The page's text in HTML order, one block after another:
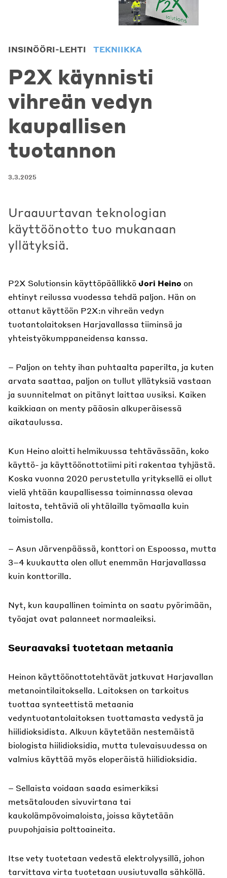
INSINÖÖRI-LEHTI TEKNIIKKA
P2X käynnisti
vihreän vedyn
kaupallisen
tuotannon
3.3.2025
Uraauurtavan teknologian
käyttöönotto tuo mukanaan
yllätyksiä.
P2X Solutionsin käyttöpäällikkö Jori Heino on
ehtinyt reilussa vuodessa tehdä paljon. Hän on
ottanut käyttöön P2X:n vihreän vedyn
tuotantolaitoksen Harjavallassa tiiminsä ja
yhteistyökumppaneidensa kanssa.
– Paljon on tehty ihan puhtaalta paperilta, ja kuten
arvata saattaa, paljon on tullut yllätyksiä vastaan
ja suunnitelmat on pitänyt laittaa uusiksi. Kaiken
kaikkiaan on menty pääosin alkuperäisessä
aikataulussa.
Kun Heino aloitti helmikuussa tehtävässään, koko
käyttö- ja käyttöönottotiimi piti rakentaa tyhjästä.
Koska vuonna 2020 perustetulla yrityksellä ei ollut
vielä yhtään kaupallisessa toiminnassa olevaa
laitosta, tehtäviä oli yhtälailla työmaalla kuin
toimistolla.
– Asun Järvenpäässä, konttori on Espoossa, mutta
3–4 kuukautta olen ollut enemmän Harjavallassa
kuin konttorilla.
Nyt, kun kaupallinen toiminta on saatu pyörimään,
työajat ovat palanneet normaaleiksi.
Seuraavaksi tuotetaan metaania
Heinon käyttöönottotehtävät jatkuvat Harjavallan
metanointilaitoksella. Laitoksen on tarkoitus
tuottaa synteettistä metaania
vedyntuotantolaitoksen tuottamasta vedystä ja
hiilidioksidista. Alkuun käytetään nestemäistä
biologista hiilidioksidia, mutta tulevaisuudessa on
valmius käyttää myös eloperäistä hiilidioksidia.
– Sellaista voidaan saada esimerkiksi
metsätalouden sivuvirtana tai
kaukolämpövoimaloista, joissa käytetään
puupohjaisia polttoaineita.
Itse vety tuotetaan vedestä elektrolyysillä, johon
tarvittava virta tuotetaan uusiutuvalla sähköllä.